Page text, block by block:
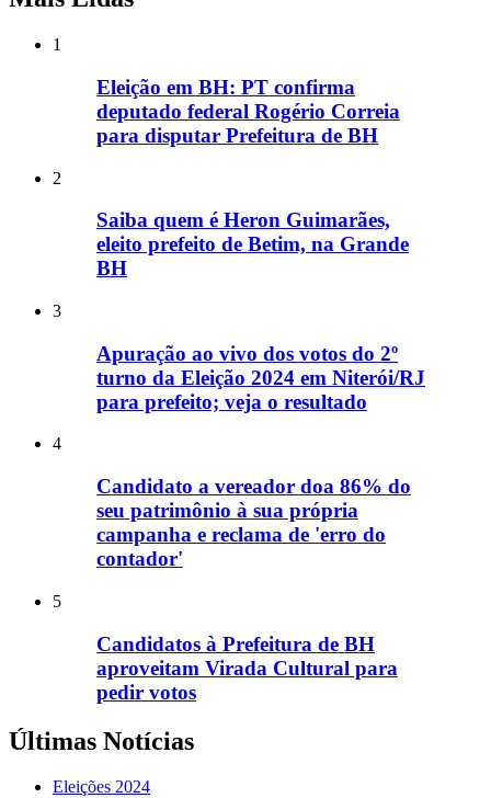
1
Eleição em BH: PT confirma
deputado federal Rogério Correia
para disputar Prefeitura de BH
2
Saiba quem é Heron Guimarães,
eleito prefeito de Betim, na Grande
BH
3
Apuração ao vivo dos votos do 2º
turno da Eleição 2024 em Niterói/RJ
para prefeito; veja o resultado
4
Candidato a vereador doa 86% do
seu patrimônio à sua própria
campanha e reclama de 'erro do
contador'
5
Candidatos à Prefeitura de BH
aproveitam Virada Cultural para
pedir votos
Últimas Notícias
Eleições 2024